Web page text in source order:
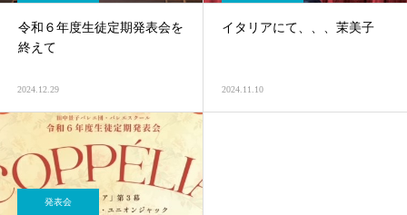
令和６年度生徒定期発表会を
終えて
2024.12.29
イタリアにて、、、茉美子
2024.11.10
発表会